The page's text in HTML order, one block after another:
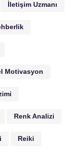
İletişim Uzmanı
Motivasyon
Renk Analizi
Reiki